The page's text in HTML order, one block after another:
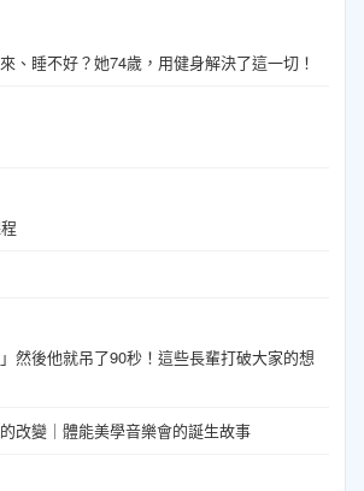
、睡不好？她74歲，用健身解決了這一切！
」然後他就吊了90秒！這些長輩打破大家的想
改變｜體能美學音樂會的誕生故事